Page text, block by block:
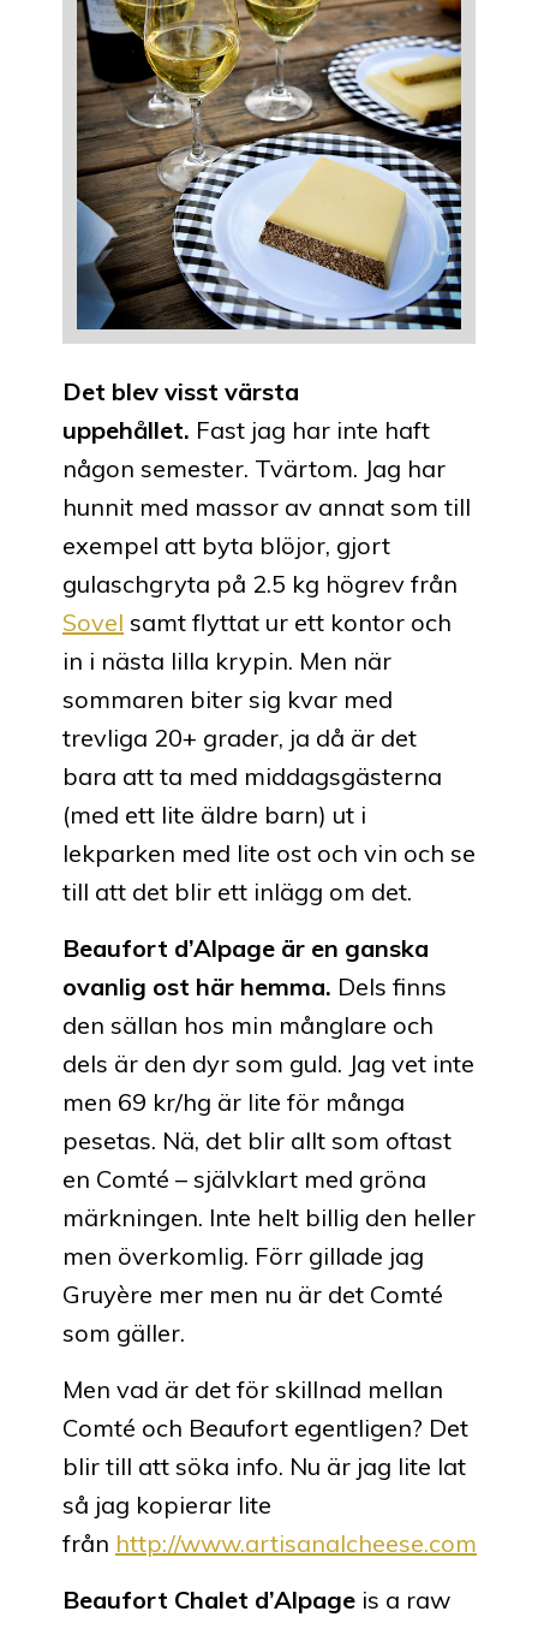
Det blev visst värsta
uppehållet. Fast jag har inte haft
någon semester. Tvärtom. Jag har
hunnit med massor av annat som till
exempel att byta blöjor, gjort
gulaschgryta på 2.5 kg högrev från
Sovel samt flyttat ur ett kontor och
in i nästa lilla krypin. Men när
sommaren biter sig kvar med
trevliga 20+ grader, ja då är det
bara att ta med middagsgästerna
(med ett lite äldre barn) ut i
lekparken med lite ost och vin och se
till att det blir ett inlägg om det.
Beaufort d’Alpage är en ganska
ovanlig ost här hemma. Dels finns
den sällan hos min månglare och
dels är den dyr som guld. Jag vet inte
men 69 kr/hg är lite för många
pesetas. Nä, det blir allt som oftast
en Comté – självklart med gröna
märkningen. Inte helt billig den heller
men överkomlig. Förr gillade jag
Gruyère mer men nu är det Comté
som gäller.
Men vad är det för skillnad mellan
Comté och Beaufort egentligen? Det
blir till att söka info. Nu är jag lite lat
så jag kopierar lite
från http://www.artisanalcheese.com
Beaufort Chalet d’Alpage is a raw